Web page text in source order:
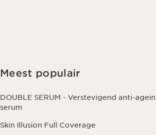
Meest populair
DOUBLE SERUM - Verstevigend anti-
serum
Skin Illusion Full Coverage